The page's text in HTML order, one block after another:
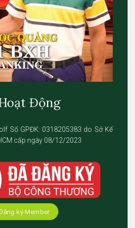
Động
Số GPĐK: 0318205383 do Sở Kế
cấp ngày 08/12/2023
ký Member